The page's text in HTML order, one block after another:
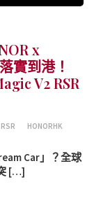
x
實到港！
V2 RSR
HONORHK
Car」？全球
[…]